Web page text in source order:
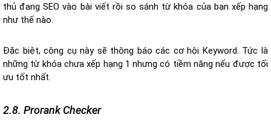
thủ đang SEO vào bài viết rồi so sánh từ khóa của bạn xếp hạng
như thế nào.
Đặc biệt, công cụ này sẽ thông báo các cơ hội Keyword. Tức là
những từ khóa chưa xếp hạng 1 nhưng có tiềm năng nếu được tối
ưu tốt nhất.
2.8. Prorank Checker